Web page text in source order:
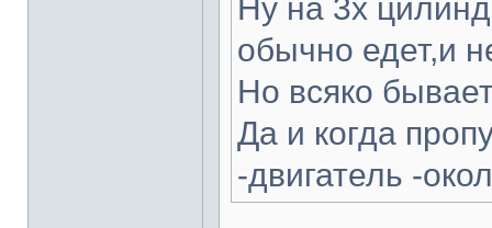
Ну на 3х
обычно едет,и
Но всяко
Да и когда
-двигатель -